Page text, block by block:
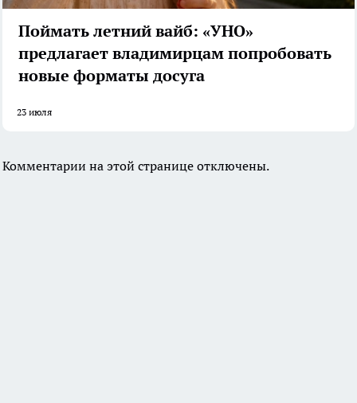
Поймать летний вайб: «УНО»
предлагает владимирцам попробовать
новые форматы досуга
23 июля
Комментарии на этой странице отключены.